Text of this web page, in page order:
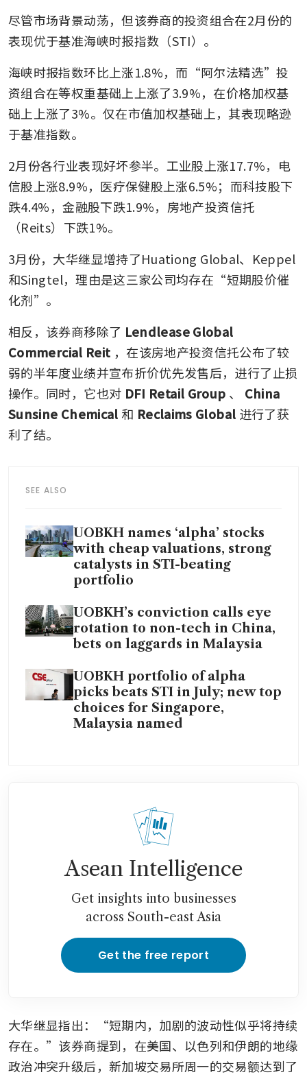
尽管市场背景动荡，但该券商的投资组合在2月份的
表现优于基准海峡时报指数（STI）。
海峡时报指数环比上涨1.8%，而“阿尔法精选”投
资组合在等权重基础上上涨了3.9%，在价格加权基
础上上涨了3%。仅在市值加权基础上，其表现略逊
于基准指数。
2月份各行业表现好坏参半。工业股上涨17.7%，电
信股上涨8.9%，医疗保健股上涨6.5%；而科技股下
跌4.4%，金融股下跌1.9%，房地产投资信托
（Reits）下跌1%。
3月份，大华继显增持了Huationg Global、Keppel
和Singtel，理由是这三家公司均存在“短期股价催
化剂”。
相反，该券商移除了 Lendlease Global
Commercial Reit ，在该房地产投资信托公布了较
弱的半年度业绩并宣布折价优先发售后，进行了止损
操作。同时，它也对 DFI Retail Group 、
China
Sunsine Chemical 和 Reclaims Global 进行了获
利了结。
SEE ALSO
UOBKH names ‘alpha’ stocks
with cheap valuations, strong
catalysts in STI-beating
portfolio
UOBKH’s conviction calls eye
rotation to non-tech in China,
bets on laggards in Malaysia
UOBKH portfolio of alpha
picks beats STI in July; new top
choices for Singapore,
Malaysia named
Asean Intelligence
Get insights into businesses
across South-east Asia
Get the free report
大华继显指出：“短期内，加剧的波动性似乎将持续
存在。”该券商提到，在美国、以色列和伊朗的地缘
政治冲突升级后，新加坡交易所周一的交易额达到了